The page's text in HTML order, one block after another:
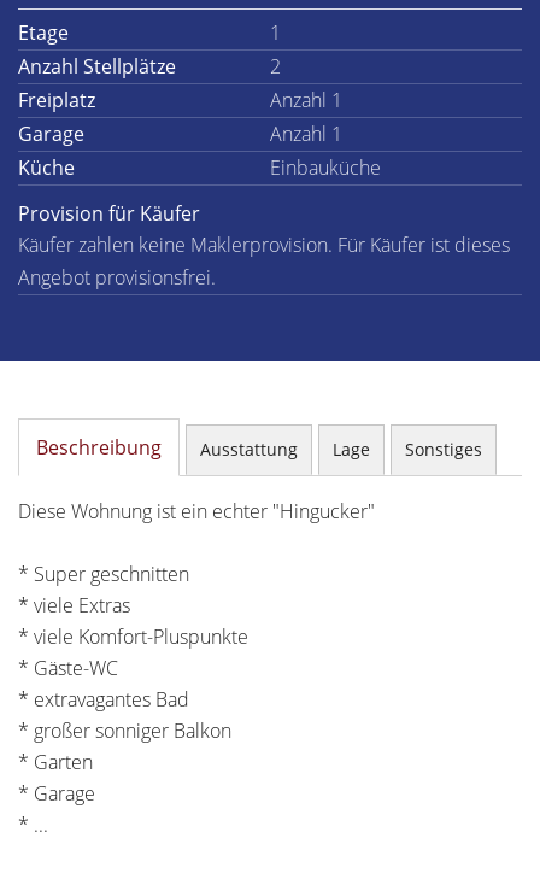
Etage
1
Anzahl Stellplätze
2
Freiplatz
Anzahl 1
Garage
Anzahl 1
Küche
Einbauküche
Provision für Käufer
Käufer zahlen keine Maklerprovision. Für Käufer ist dieses
Angebot provisionsfrei.
Beschreibung Ausstattung Lage Sonstiges
Diese Wohnung ist ein echter "Hingucker"
* Super geschnitten
* viele Extras
* viele Komfort-Pluspunkte
* Gäste-WC
* extravagantes Bad
* großer sonniger Balkon
* Garten
* Garage
* ...